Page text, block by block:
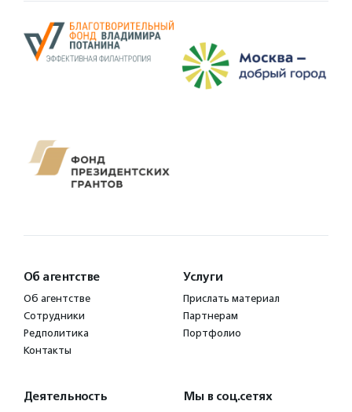
Об агентстве
Об агентстве
Сотрудники
Редполитика
Контакты
Услуги
Прислать материал
Партнерам
Портфолио
Деятельность Мы в соц.сетях